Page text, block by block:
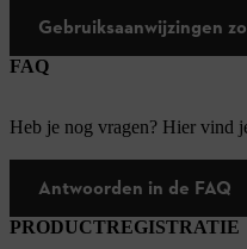
Gebruiksaanwijzingen
FAQ
Heb je nog vragen? Hier vind
Antwoorden in de FAQ
PRODUCTREGISTRATIE